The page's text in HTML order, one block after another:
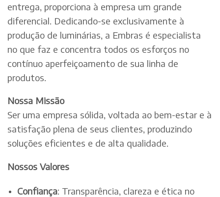
entrega, proporciona à empresa um grande
diferencial. Dedicando-se exclusivamente à
produção de luminárias, a Embras é especialista
no que faz e concentra todos os esforços no
contínuo aperfeiçoamento de sua linha de
produtos.
Nossa Missão
Ser uma empresa sólida, voltada ao bem-estar e à
satisfação plena de seus clientes, produzindo
soluções eficientes e de alta qualidade.
Nossos Valores
Confiança: Transparência, clareza e ética no